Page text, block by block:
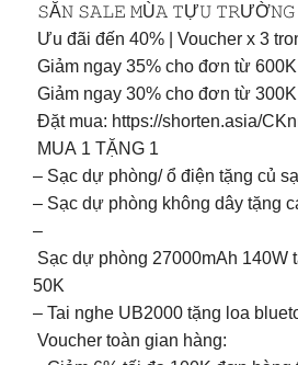
𝚂Ă𝙽 𝚂𝙰𝙻𝙴 𝙼Ù𝙰 𝚃Ự𝚄 𝚃𝚁ƯỜ𝙽𝙶
Ưu đãi đến 40% | Voucher x 3
️ Giảm ngay 35% cho đơn từ 600K
️ Giảm ngay 30% cho đơn từ 300K
Đặt mua: https://shorten.asia/
MUA 1 TẶNG 1
– Sạc dự phòng/ ổ điện tặng củ
– Sạc dự phòng không dây tặng
–
Sạc dự phòng 27000mAh 140W
50K
– Tai nghe UB2000 tặng loa
Voucher toàn gian hàng: